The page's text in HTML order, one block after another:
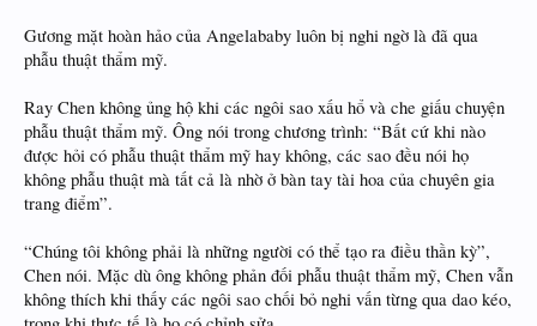
Gương mặt hoàn hảo của Angelababy luôn bị nghi ngờ là đã qua
phẫu thuật thẩm mỹ.
Ray Chen không ủng hộ khi các ngôi sao xấu hổ và che giấu chuyện
phẫu thuật thẩm mỹ. Ông nói trong chương trình: “Bất cứ khi nào
được hỏi có phẫu thuật thẩm mỹ hay không, các sao đều nói họ
không phẫu thuật mà tất cả là nhờ ở bàn tay tài hoa của chuyên gia
trang điểm”.
“Chúng tôi không phải là những người có thể tạo ra điều thần kỳ”,
Chen nói. Mặc dù ông không phản đối phẫu thuật thẩm mỹ, Chen vẫn
không thích khi thấy các ngôi sao chối bỏ nghi vấn từng qua dao kéo,